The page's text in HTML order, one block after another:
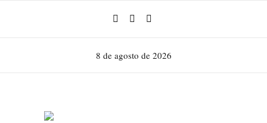
8 de agosto de 2026